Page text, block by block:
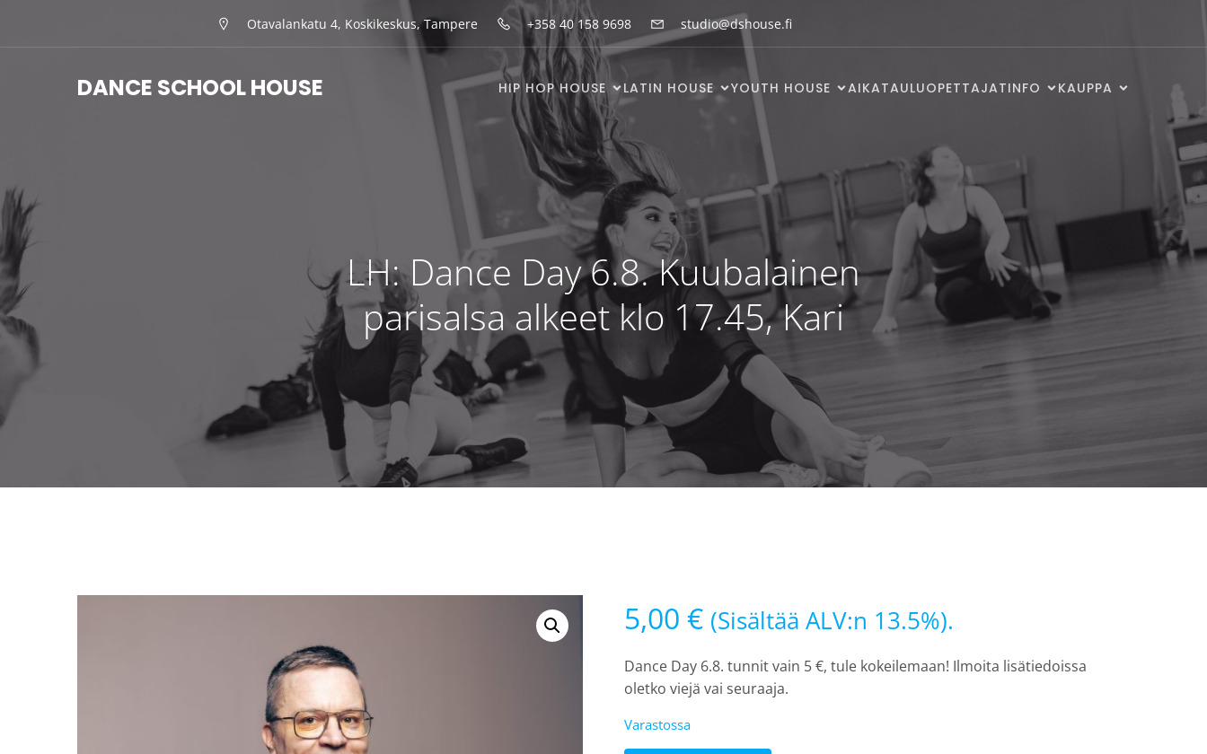
Otavalankatu 4, Koskikeskus, Tampere +358 40 158 9698 studio@dshouse.fi
DANCE SCHOOL HOUSE HIP HOP HOUSE LATIN HOUSE YOUTH HOUSE AIKATAULUOPETTAJATINFO KAUPPA
LH: Dance Day 6.8. Kuubalainen
parisalsa alkeet klo 17.45, Kari
5,00€ (Sisältää ALV:n 13.5%).
Dance Day 6.8. tunnit vain 5 €, tule kokeilemaan! Ilmoita lisätiedoissa
oletko viejä vai seuraaja.
Varastossa